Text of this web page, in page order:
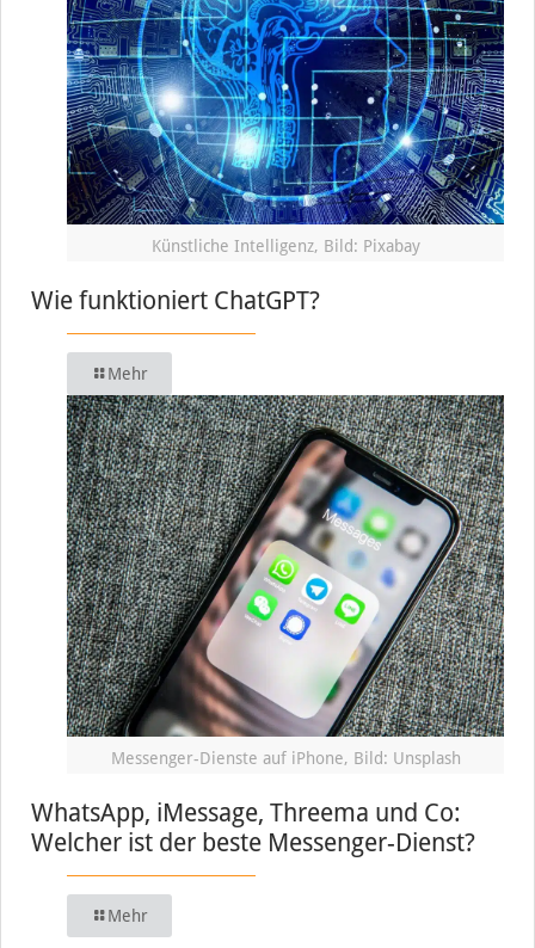
Künstliche Intelligenz, Bild: Pixabay
Wie funktioniert ChatGPT?
Mehr
Messenger-Dienste auf iPhone, Bild: Unsplash
WhatsApp, iMessage, Threema und Co:
Welcher ist der beste Messenger-Dienst?
Mehr